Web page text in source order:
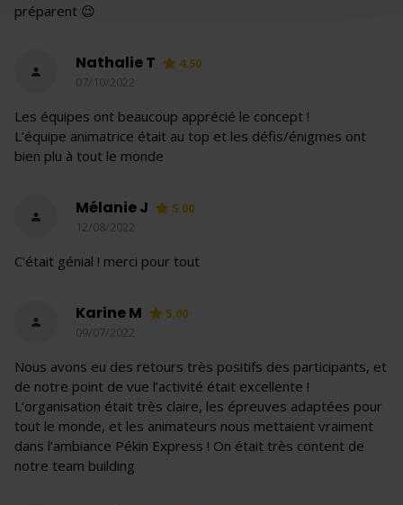
préparent 😉
Nathalie T
4.50
07/10/2022
Les équipes ont beaucoup apprécié le concept !
L’équipe animatrice était au top et les défis/énigmes ont
bien plu à tout le monde
Mélanie J
5.00
12/08/2022
C'était génial ! merci pour tout
Karine M
5.00
09/07/2022
Nous avons eu des retours très positifs des participants, et
de notre point de vue l’activité était excellente !
L’organisation était très claire, les épreuves adaptées pour
tout le monde, et les animateurs nous mettaient vraiment
dans l’ambiance Pékin Express ! On était très content de
notre team building